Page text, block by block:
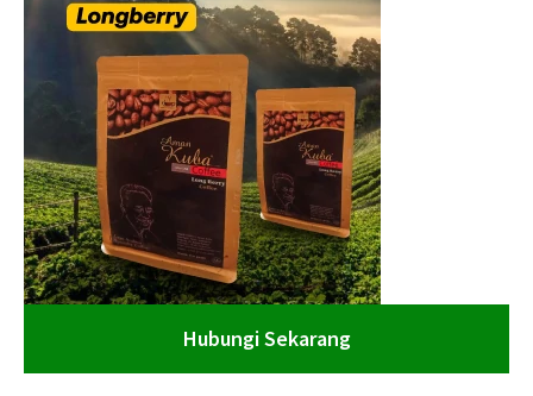
Hubungi Sekarang